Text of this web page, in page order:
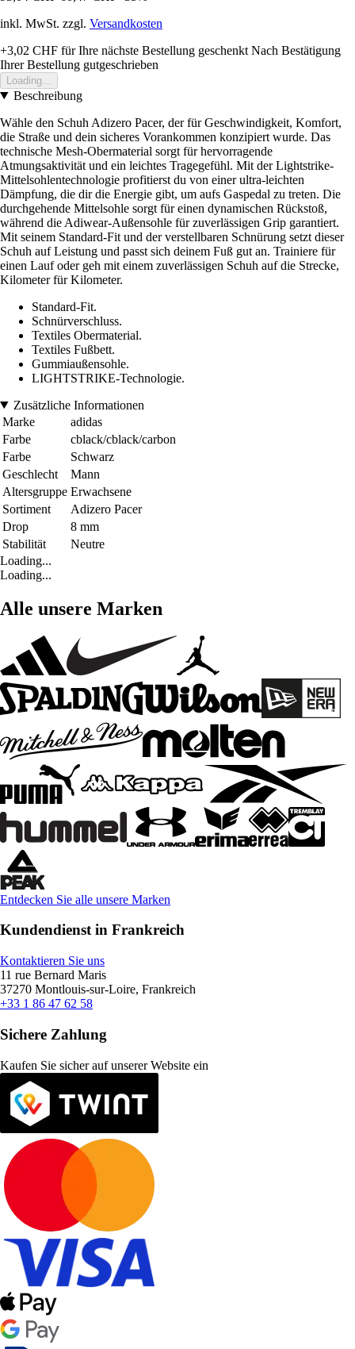
inkl. MwSt. zzgl. Versandkosten
+3,02 CHF für Ihre nächste Bestellung geschenkt Nach Bestätigung
Ihrer Bestellung gutgeschrieben
Loading...
Beschreibung
Wähle den Schuh Adizero Pacer, der für Geschwindigkeit, Komfort,
die Straße und dein sicheres Vorankommen konzipiert wurde. Das
technische Mesh-Obermaterial sorgt für hervorragende
Atmungsaktivität und ein leichtes Tragegefühl. Mit der Lightstrike-
Mittelsohlentechnologie profitierst du von einer ultra-leichten
Dämpfung, die dir die Energie gibt, um aufs Gaspedal zu treten. Die
durchgehende Mittelsohle sorgt für einen dynamischen Rückstoß,
während die Adiwear-Außensohle für zuverlässigen Grip garantiert.
Mit seinem Standard-Fit und der verstellbaren Schnürung setzt dieser
Schuh auf Leistung und passt sich deinem Fuß gut an. Trainiere für
einen Lauf oder geh mit einem zuverlässigen Schuh auf die Strecke,
Kilometer für Kilometer.
Standard-Fit.
Schnürverschluss.
Textiles Obermaterial.
Textiles Fußbett.
Gummiaußensohle.
LIGHTSTRIKE-Technologie.
Zusätzliche Informationen
Marke
adidas
Farbe
cblack/cblack/carbon
Farbe
Schwarz
Geschlecht
Mann
Altersgruppe Erwachsene
Sortiment
Adizero Pacer
Drop
8 mm
Stabilität
Neutre
Loading...
Loading...
Alle unsere Marken
Entdecken Sie alle unsere Marken
Kundendienst in Frankreich
Kontaktieren Sie uns
11 rue Bernard Maris
37270 Montlouis-sur-Loire, Frankreich
+33 1 86 47 62 58
Sichere Zahlung
Kaufen Sie sicher auf unserer Website ein